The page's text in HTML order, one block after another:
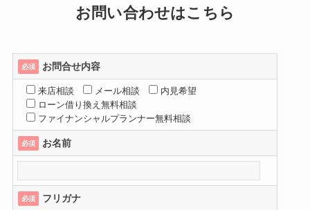
お問い合わせはこちら
必須 お問合せ内容
来店相談 メール相談
内見希望
ローン借り換え無料相談
ファイナンシャルプランナー無料相談
必須 お名前
必須 フリガナ